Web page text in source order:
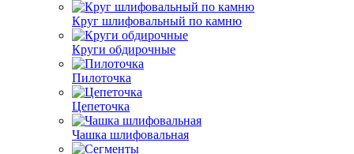
Круг шлифовальный по камню
Круги обдирочные
Пилоточка
Цепеточка
Чашка шлифовальная